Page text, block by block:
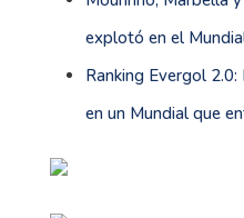
explotó en el
Ranking Evergol
en un Mundial que